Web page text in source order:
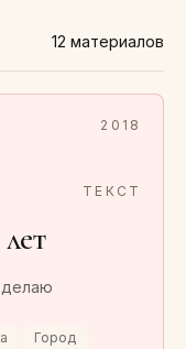
12 материалов
2018
ТЕКСТ
делаю
Город